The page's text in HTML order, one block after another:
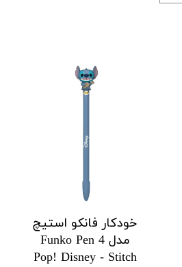
خودکار فانکو استیچ
مدل 4 Funko Pen
Pop! Disney - Stitch